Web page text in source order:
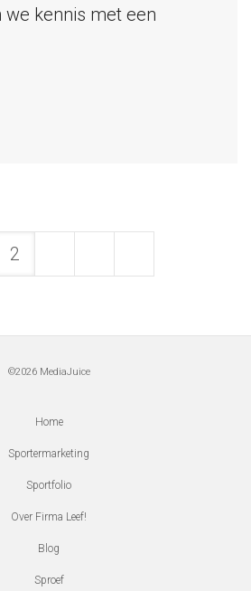
kennis met een
2
©2026 MediaJuice
Home
Sportermarketing
Sportfolio
Over Firma Leef!
Blog
Sproef